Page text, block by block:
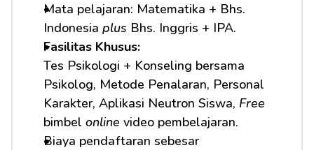
Mata pelajaran: Matematika + Bhs.
Indonesia plus Bhs. Inggris + IPA.
Fasilitas Khusus:
Tes Psikologi + Konseling bersama
Psikolog, Metode Penalaran, Personal
Karakter, Aplikasi Neutron Siswa, Free
bimbel online video pembelajaran.
Biaya pendaftaran sebesar